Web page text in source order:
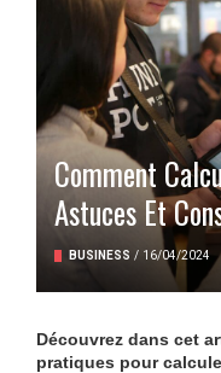
Comment
Astuces Et
BUSINESS / 16/04/2024
Découvrez dans cet
pratiques pour